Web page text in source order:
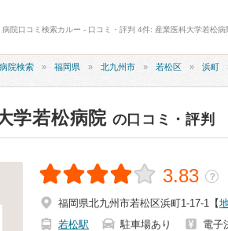
病院口コミ検索カルー - 口コミ・評判 4件: 産業医科大学若松病
病院検索 福岡県 北九州市 若松区 浜町
学若松病院 の口コミ・評判
3.83 ？
福岡県北九州市若松区浜町1-17-1 【
若松駅
駐車場あり 電子